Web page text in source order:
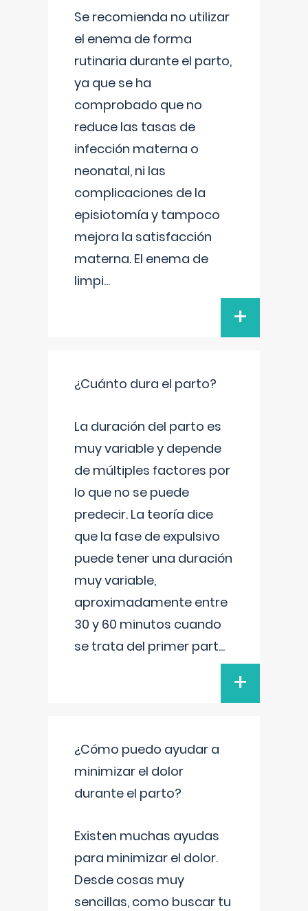
Se recomienda no utilizar
el enema de forma
rutinaria durante el parto,
ya que se ha
comprobado que no
reduce las tasas de
infección materna o
neonatal, ni las
complicaciones de la
episiotomía y tampoco
mejora la satisfacción
materna. El enema de
limpi...
+
¿Cuánto dura el parto?
La duración del parto es
muy variable y depende
de múltiples factores por
lo que no se puede
predecir. La teoría dice
que la fase de expulsivo
puede tener una duración
muy variable,
aproximadamente entre
30 y 60 minutos cuando
se trata del primer part...
+
¿Cómo puedo ayudar a
minimizar el dolor
durante el parto?
Existen muchas ayudas
para minimizar el dolor.
Desde cosas muy
sencillas, como buscar tu